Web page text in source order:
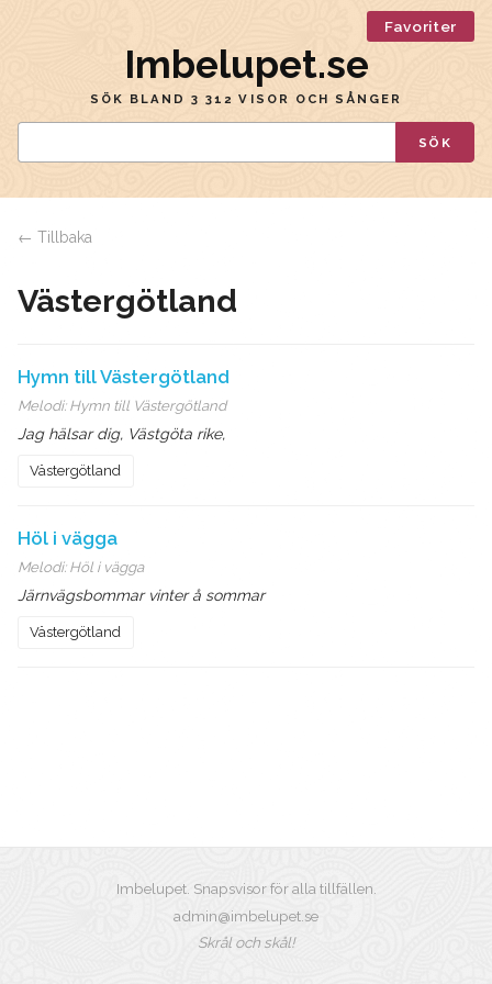
Favoriter
Imbelupet.se
SÖK BLAND 3 312 VISOR OCH SÅNGER
SÖK
← Tillbaka
Västergötland
Hymn till Västergötland
Melodi: Hymn till Västergötland
Jag hälsar dig, Västgöta rike,
Västergötland
Höl i vägga
Melodi: Höl i vägga
Järnvägsbommar vinter å sommar
Västergötland
Imbelupet. Snapsvisor för alla tillfällen.
admin@imbelupet.se
Skrål och skål!